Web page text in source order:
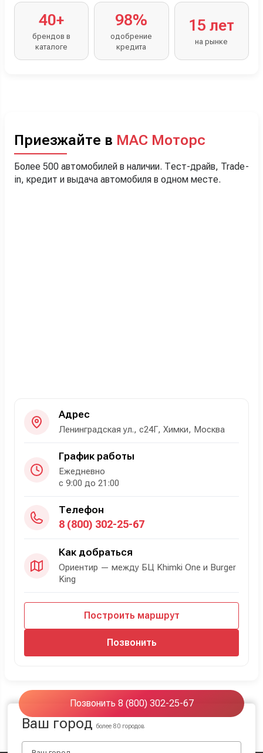
40+
брендов в
каталоге
98%
одобрение
кредита
15 лет
на рынке
Приезжайте в МАС Моторс
Более 500 автомобилей в наличии. Тест-драйв, Trade-
in, кредит и выдача автомобиля в одном месте.
Адрес
Ленинградская ул., с24Г, Химки, Москва
График работы
Ежедневно
с 9:00 до 21:00
Телефон
8 (800) 302-25-67
Как добраться
Ориентир — между БЦ Khimki One и Burger
King
Построить маршрут
Позвонить
Позвонить 8 (800) 302-25-67
Ваш городболее 80 городов